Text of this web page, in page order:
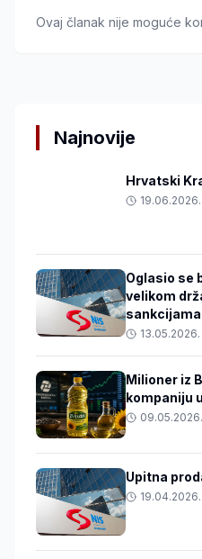
Ovaj članak nije moguće
Najnovije
Hrvatski
19.06.2026.
Oglasio se
velikom
sankcijama
13.05.2026.
Milioner iz
kompaniju
Upitna